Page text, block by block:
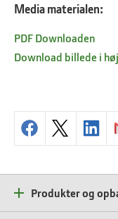
Media materialen:
PDF Downloaden
Download billede i
Produkter og